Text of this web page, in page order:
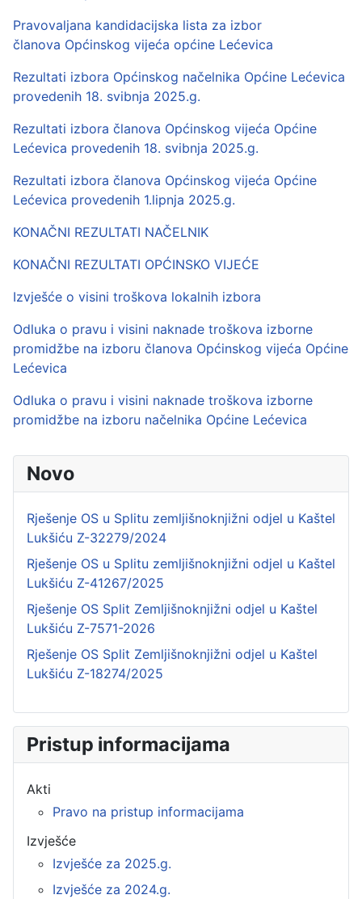
Pravovaljana kandidacijska lista za izbor
članova Općinskog vijeća općine Lećevica
Rezultati izbora Općinskog načelnika Općine Lećevica
provedenih 18. svibnja 2025.g.
Rezultati izbora članova Općinskog vijeća Općine
Lećevica provedenih 18. svibnja 2025.g.
Rezultati izbora članova Općinskog vijeća Općine
Lećevica provedenih 1.lipnja 2025.g.
KONAČNI REZULTATI NAČELNIK
KONAČNI REZULTATI OPĆINSKO VIJEĆE
Izvješće o visini troškova lokalnih izbora
Odluka o pravu i visini naknade troškova izborne
promidžbe na izboru članova Općinskog vijeća Općine
Lećevica
Odluka o pravu i visini naknade troškova izborne
promidžbe na izboru načelnika Općine Lećevica
Novo
Rješenje OS u Splitu zemljišnoknjižni odjel u Kaštel
Lukšiću Z-32279/2024
Rješenje OS u Splitu zemljišnoknjižni odjel u Kaštel
Lukšiću Z-41267/2025
Rješenje OS Split Zemljišnoknjižni odjel u Kaštel
Lukšiću Z-7571-2026
Rješenje OS Split Zemljišnoknjižni odjel u Kaštel
Lukšiću Z-18274/2025
Pristup informacijama
Akti
Pravo na pristup informacijama
Izvješće
Izvješće za 2025.g.
Izvješće za 2024.g.